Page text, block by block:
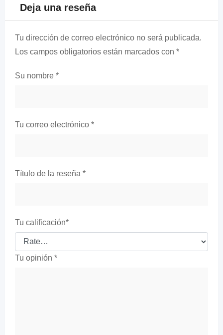
Deja una reseña
Tu dirección de correo electrónico no será publicada.
Los campos obligatorios están marcados con *
Su nombre *
Tu correo electrónico *
Título de la reseña *
Tu calificación*
Tu opinión *